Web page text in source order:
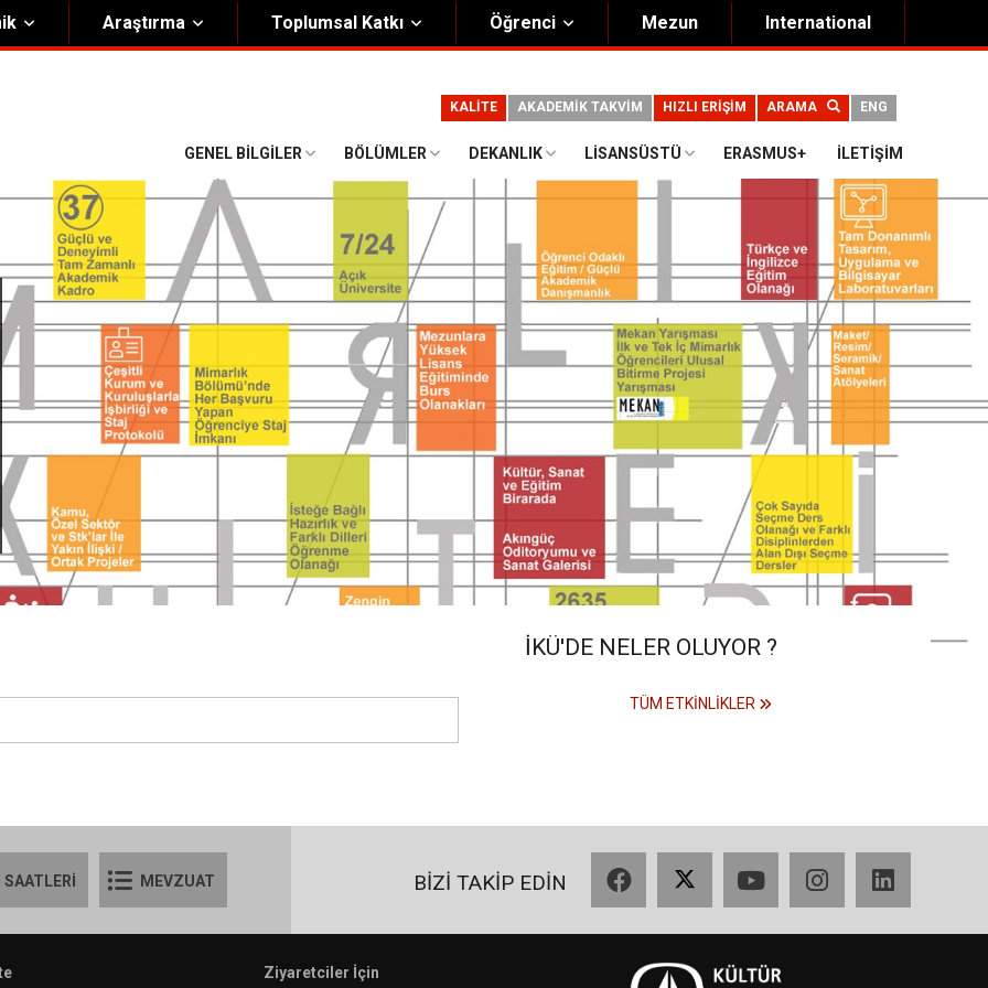
Şeması Eğiticinin Eğitimi Programı
Bilgi Güvenliği
Araştırma Toplumsal Katkı Öğrenci Mezun International
ENG
ARAMA
HIZLI ERİŞİM
AKADEMİK TAKVİM
KALİTE
GENEL BILGILER BÖLÜMLER DEKANLIK LISANSÜSTÜ ERASMUS+ İLETIŞIM
İKÜ'DE NELER OLUYOR ?
TÜM ETKINLIKLER
SAATLERİ MEVZUAT BİZİ TAKİP EDİN
Ziyaretciler İçin